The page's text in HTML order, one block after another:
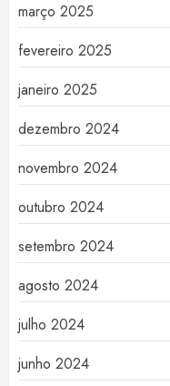
março 2025
fevereiro 2025
janeiro 2025
dezembro 2024
novembro 2024
outubro 2024
setembro 2024
agosto 2024
julho 2024
junho 2024